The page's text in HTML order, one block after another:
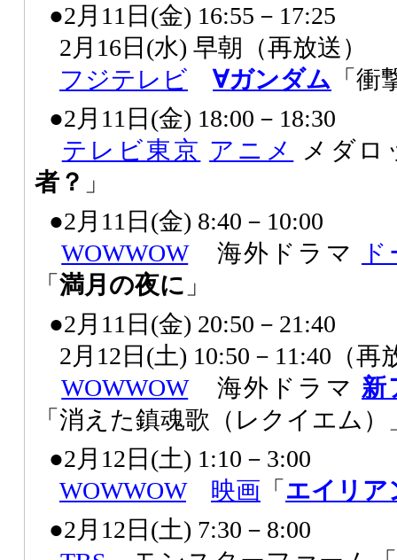
●2月11日(金) 16:55－17:25
2月16日(水) 早朝（再放送）
フジテレビ
∀ガンダム 「
●2月11日(金) 18:00－18:30
テレビ東京 アニメ
メダロ
者？ 」
●2月11日(金) 8:40－10:00
WOWWOW海外ドラマ
「 満月の夜に 」
●2月11日(金) 20:50－21:40
2月12日(土) 10:50－11:40（再
WOWWOW海外ドラマ 新
「消えた鎮魂歌（レクイエム）
●2月12日(土) 1:10－3:00
WOWWOW
映画 「 エイリア
●2月12日(土) 7:30－8:00